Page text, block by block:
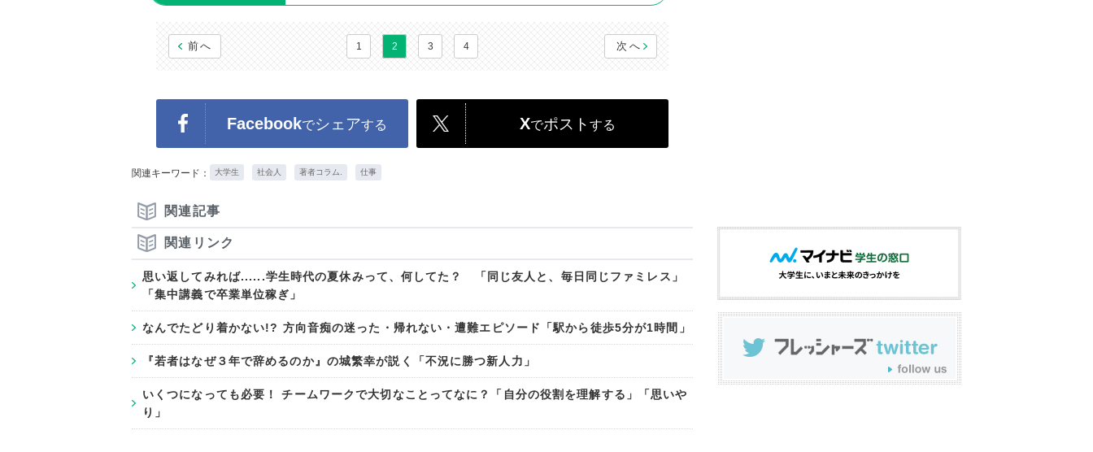
前へ 1 2 3 4 次へ
Facebookでシェアする Xでポスト する
関連キーワード： 大学生 社会人 著者コラム. 仕事
関連記事
関連リンク
思い返してみれば......学生時代の夏休みって、何してた？ 「同じ友人と、毎日同じファミレス」
「集中講義で卒業単位稼ぎ」
なんでたどり着かない!? 方向音痴の迷った・帰れない・遭難エピソード「駅から徒歩5分が1時間」
『若者はなぜ３年で辞めるのか』の城繁幸が説く「不況に勝つ新人力」
いくつになっても必要！ チームワークで大切なことってなに？「自分の役割を理解する」「思いや
り」